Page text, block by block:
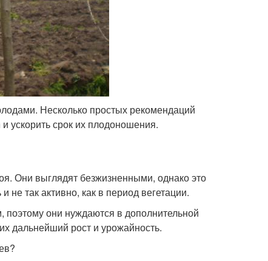
Несколько простых рекомендаций
ускорить срок их плодоношения.
Они выглядят безжизненными, однако это
не так активно, как в период вегетации.
они нуждаются в дополнительной
дальнейший рост и урожайность.